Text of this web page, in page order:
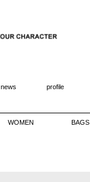
news profile
WOMEN BAGS